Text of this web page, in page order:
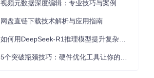
视频元数据深度编辑：专业技巧与案例
网盘直链下载技术解析与应用指南